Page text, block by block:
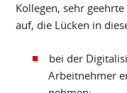
Kollegen, sehr
auf, die Lücken in
bei der
Arbeitnehmer